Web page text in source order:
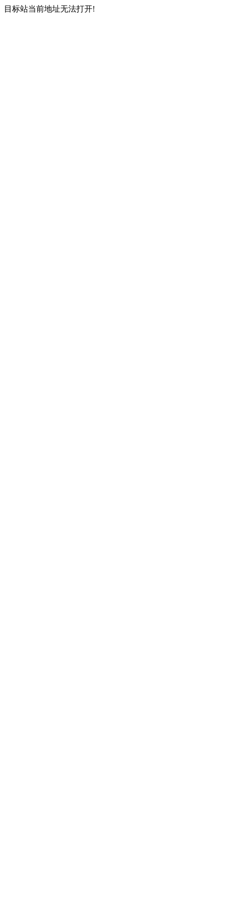
目标站当前地址无法打开!